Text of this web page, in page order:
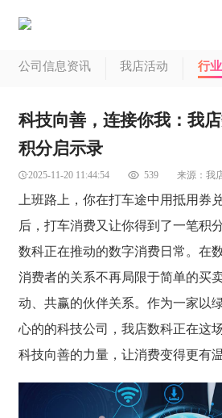
我店首页
商户中心
了解我店
联系我店
商品商城
公司信息资讯 我店活动 行
科技向善，连接你我：我
积分启示录
2025-11-20 11:44:54 539 来源：我
上班路上，你在打车途中用抵用券
后，打车消费又让你得到了一笔
数科正在推动的数字消费日常。在
消费者的关系不再局限于简单的买
动、共赢的伙伴关系。作为一家以
心的的科技公司，我店数科正在这
科技向善的力量，让消费变得更有温